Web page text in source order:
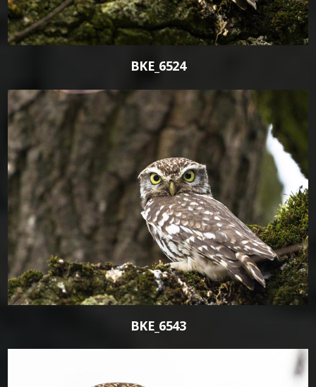
BKE_6524
BKE_6543